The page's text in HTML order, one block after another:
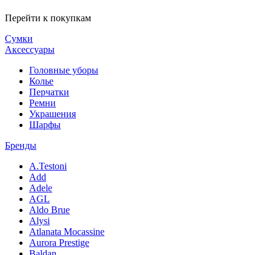
Перейти к покупкам
Сумки
Аксессуары
Головные уборы
Колье
Перчатки
Ремни
Украшения
Шарфы
Бренды
A.Testoni
Add
Adele
AGL
Aldo Brue
Alysi
Atlanata Mocassine
Aurora Prestige